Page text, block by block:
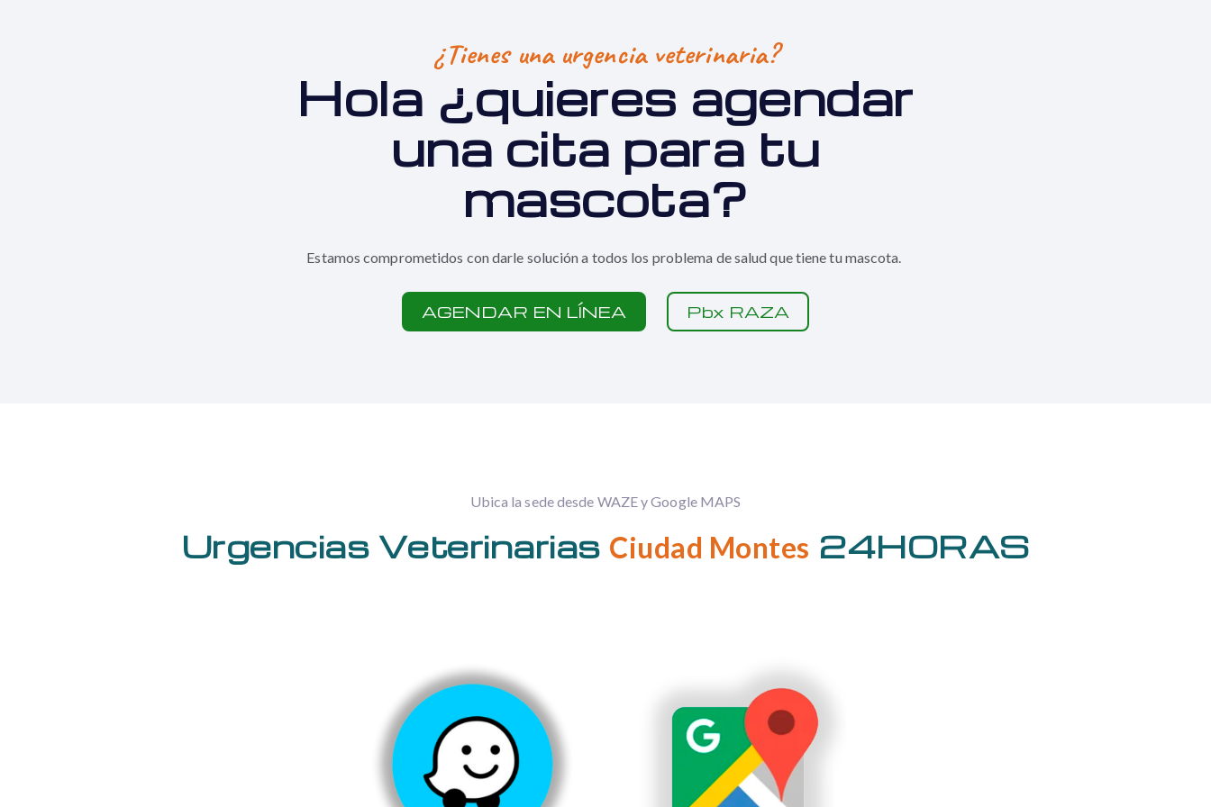
¿Tienes una urgencia veterinaria?
Hola ¿quieres agendar
una cita para tu
mascota?
Estamos comprometidos con darle solución a todos los problema de salud que tiene tu mascota.
AGENDAR EN LÍNEA Pbx RAZA
Ubica la sede desde WAZE y Google MAPS
Urgencias Veterinarias Ciudad Montes 24HORAS